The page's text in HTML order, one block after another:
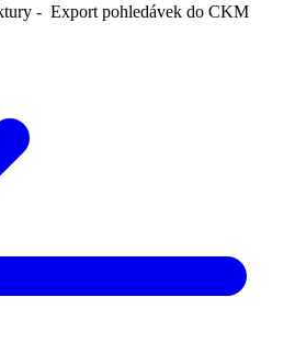
- Export pohledávek do CKM